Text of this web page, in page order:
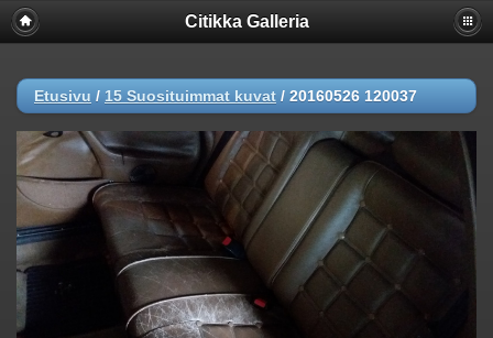
Citikka Galleria
Etusivu / 15 Suosituimmat kuvat / 20160526 120037